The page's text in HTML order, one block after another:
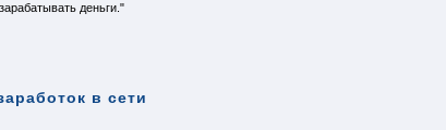
в сети
деньги.